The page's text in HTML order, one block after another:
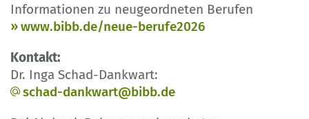
Informationen zu neugeordneten Berufen
www.bibb.de/neue-berufe2026
Kontakt:
Dr. Inga Schad-Dankwart:
schad-dankwart@bibb.de